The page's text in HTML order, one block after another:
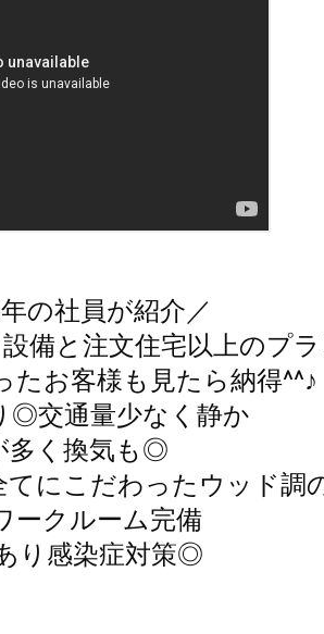
の社員が紹介／
備と注文住宅以上のプ
たお客様も見たら納得^^♪
◎交通量少なく静か
多く換気も◎
にこだわったウッド調
ークルーム完備
り感染症対策◎